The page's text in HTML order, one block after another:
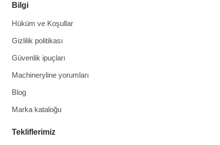
Bilgi
Hüküm ve Koşullar
Gizlilik politikası
Güvenlik ipuçları
Machineryline yorumları
Blog
Marka kataloğu
Tekliflerimiz